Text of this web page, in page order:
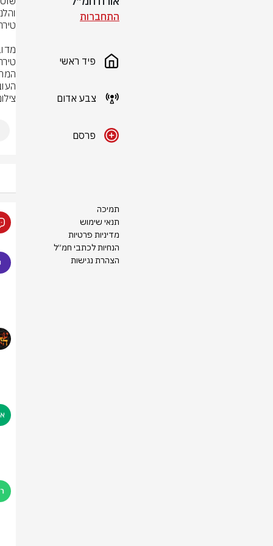
התחברות
פיד ראשי
צבע אדום
פרסם
תמיכה
תנאי שימוש
מדיניות פרטיות
הנחיות לכתבי חמ״ל
הצהרת נגישות